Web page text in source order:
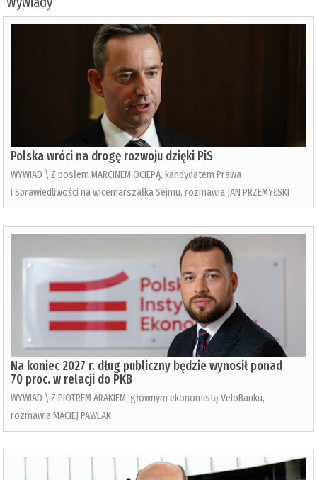
Polska wróci na drogę rozwoju dzięki PiS
WYWIAD \ Z posłem MARCINEM OCIEPĄ, kandydatem Prawa
i Sprawiedliwości na wicemarszałka Sejmu, rozmawia JAN PRZEMYŁSKI
Na koniec 2027 r. dług publiczny będzie wynosił ponad
70 proc. w relacji do PKB
WYWIAD \ Z PIOTREM ARAKIEM, głównym ekonomistą VeloBanku,
rozmawia MACIEJ PAWLAK